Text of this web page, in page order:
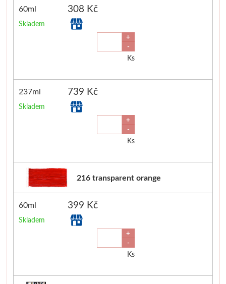
Akryl
Akvarel
Média
Speedball
Glazury
Stubai
Řezbářská dláta
Umton
60ml 308 Kč
Skladem
+
-
Ks
237ml 739 Kč
Skladem
+
-
Ks
216 transparent orange
60ml 399 Kč
Skladem
+
-
Ks